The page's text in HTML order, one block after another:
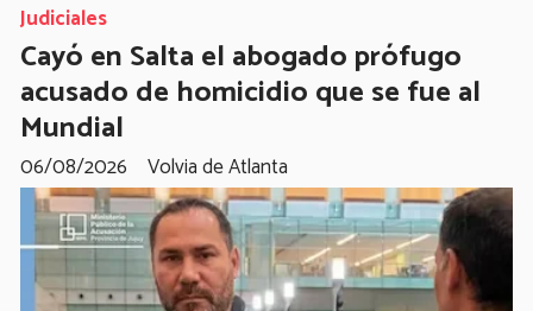
Cayó en Salta el abogado prófugo
acusado de homicidio que se fue al
Mundial
Volvia de Atlanta
Judiciales
06/08/2026